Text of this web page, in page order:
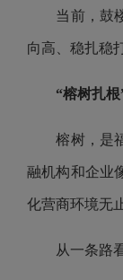
当前，鼓楼
向高、稳扎稳
“榕树扎根”
榕树，是
融机构和企业
化营商环境无
从一条路看